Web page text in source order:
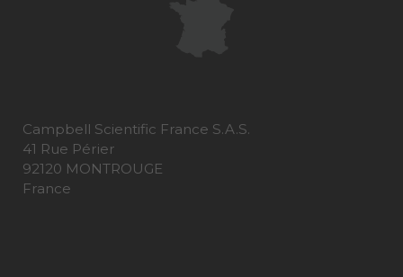
Campbell Scientific France S.A.S.
41 Rue Périer
92120 MONTROUGE
France